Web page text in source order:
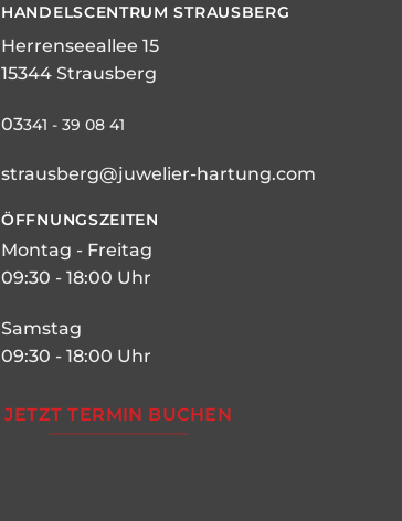
HANDELSCENTRUM STRAUSBERG
Herrenseeallee 15
15344 Strausberg
03341 - 39 08 41
strausberg@juwelier-hartung.com
ÖFFNUNGSZEITEN
Montag - Freitag
09:30 - 18:00 Uhr
Samstag
09:30 - 18:00 Uhr
JETZT TERMIN BUCHEN